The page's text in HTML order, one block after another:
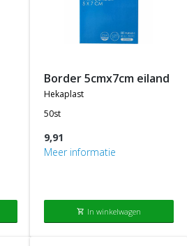
border 5cmx7cm eiland
hekaplast
50st
9,91
Meer informatie
shopping_cart In winkelwagen